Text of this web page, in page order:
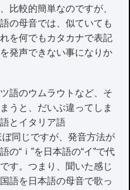
比較的簡単なのですが、
の母音では、似ていても
を何でもカタカナで表記
発声できない事になりか
語のウムラウトなど、そ
うと、だいぶ違ってしま
とイタリア語
ぼ同じですが、発音方法が
の“ｉ”を日本語の“イ”で代
す。つまり、聞いた感じ
語を日本語の母音で歌っ